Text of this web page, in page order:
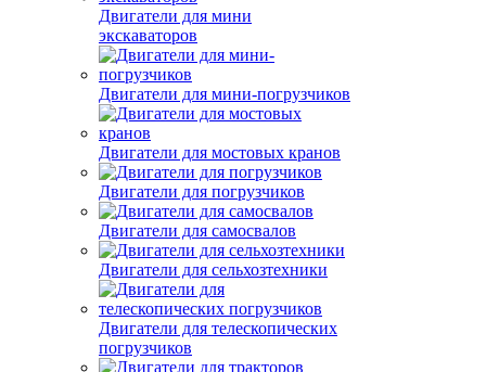
Двигатели для мини
экскаваторов
Двигатели для мини-погрузчиков
Двигатели для мостовых кранов
Двигатели для погрузчиков
Двигатели для самосвалов
Двигатели для сельхозтехники
Двигатели для телескопических
погрузчиков